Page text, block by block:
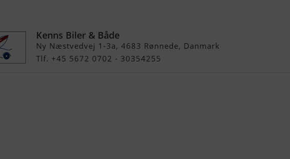
Kenns Biler & Både
Ny Næstvedvej 1-3a, 4683 Rønnede, Danmark
Tlf. +45 5672 0702 - 30354255